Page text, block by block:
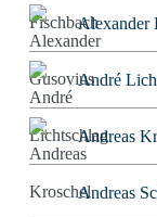
Alexander
André
Andreas
Andreas